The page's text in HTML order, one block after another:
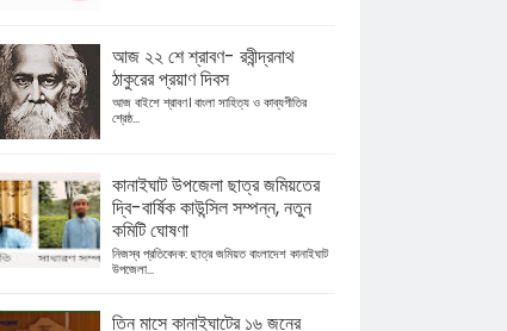
আজ ২২ শে শ্রাবণ- রবীন্দ্রনাথ
ঠাকুরের প্রয়াণ দিবস
আজ বাইশে শ্রাবণ। বাংলা সাহিত্য ও কাব্যগীতির
শ্রেষ্ঠ...
কানাইঘাট উপজেলা ছাত্র জমিয়তের
দ্বি-বার্ষিক কাউন্সিল সম্পন্ন, নতুন
কমিটি ঘোষণা
নিজস্ব প্রতিবেদক: ছাত্র জমিয়ত বাংলাদেশ কানাইঘাট
উপজেলা...
তিন মাসে কানাইঘাটের ১৬ জনের